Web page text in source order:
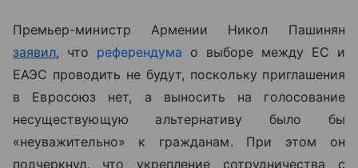
Премьер-министр Армении Никол Пашинян
заявил, что референдума о выборе между ЕС и
ЕАЭС проводить не будут, поскольку приглашения
в Евросоюз нет, а выносить на голосование
несуществующую альтернативу было бы
«неуважительно» к гражданам. При этом он
подчеркнул, что укрепление сотрудничества с